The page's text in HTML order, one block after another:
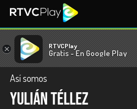
× RTVCPlay
Gratis - En Google Play
Así somos
Yulián Téllez